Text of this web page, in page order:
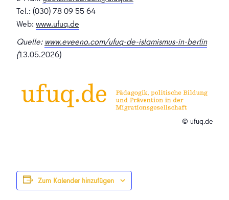
Tel.: (030) 78 09 55 64
Web: www.ufuq.de
Quelle: www.eveeno.com/ufuq-de-islamismus-in-berlin
(13.05.2026)
© ufuq.de
Zum Kalender hinzufügen